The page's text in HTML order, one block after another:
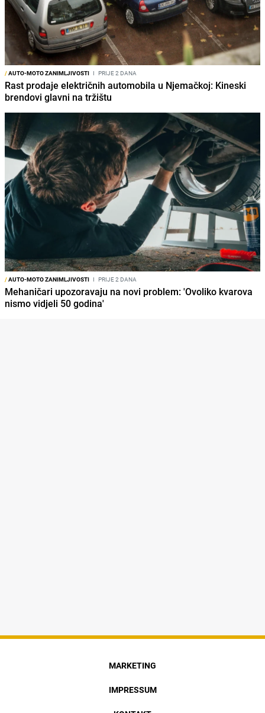
/AUTO-MOTO ZANIMLJIVOSTI I PRIJE 2 DANA
Rast prodaje električnih automobila u Njemačkoj: Kineski
brendovi glavni na tržištu
/AUTO-MOTO ZANIMLJIVOSTI I PRIJE 2 DANA
Mehaničari upozoravaju na novi problem: 'Ovoliko kvarova
nismo vidjeli 50 godina'
MARKETING
IMPRESSUM